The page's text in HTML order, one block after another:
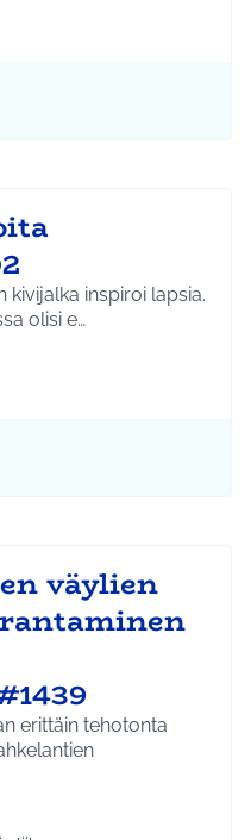
Riihikallio
mukaan: Infra ja liikenne
kivijalka inspiroi lapsia.
olisi e…
Hyrylä
mukaan: Lapset ja nuoret
väylien
erittäin tehotonta